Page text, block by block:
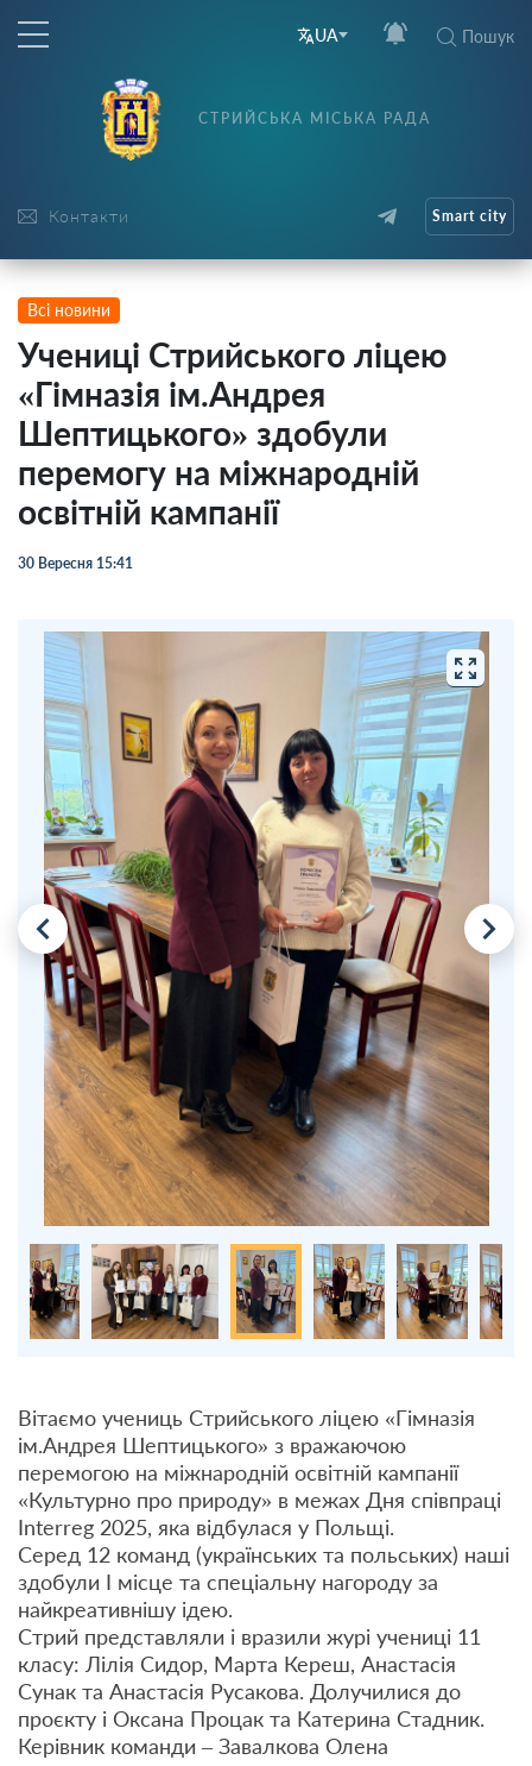
UA Пошук
Контакти
СТРИЙСЬКА МІСЬКА РАДА
Smart city
Всі новини
Учениці Стрийського ліцею
«Гімназія ім.Андрея
Шептицького» здобули
перемогу на міжнародній
освітній кампанії
30 Вересня 15:41
Вітаємо учениць Стрийського ліцею «Гімназія
ім.Андрея Шептицького» з вражаючою
перемогою на міжнародній освітній кампанії
«Культурно про природу» в межах Дня співпраці
Interreg 2025, яка відбулася у Польщі.
Серед 12 команд (українських та польських) наші
здобули І місце та спеціальну нагороду за
найкреативнішу ідею.
Стрий представляли і вразили журі учениці 11
класу: Лілія Сидор, Марта Кереш, Анастасія
Сунак та Анастасія Русакова. Долучилися до
проєкту і Оксана Процак та Катерина Стадник.
Керівник команди – Завалкова Олена